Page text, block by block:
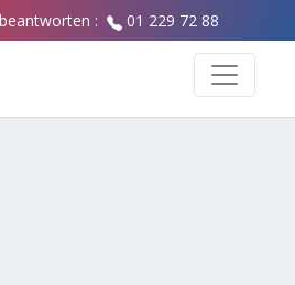
: 01 229 72 88